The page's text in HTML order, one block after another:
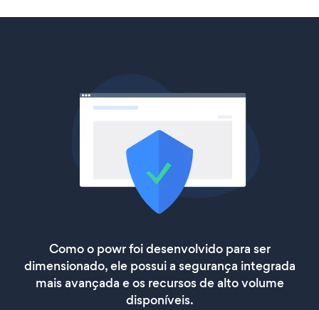
Como o powr foi desenvolvido para ser
dimensionado, ele possui a segurança integrada
mais avançada e os recursos de alto volume
disponíveis.